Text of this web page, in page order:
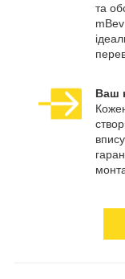
та
Ваш